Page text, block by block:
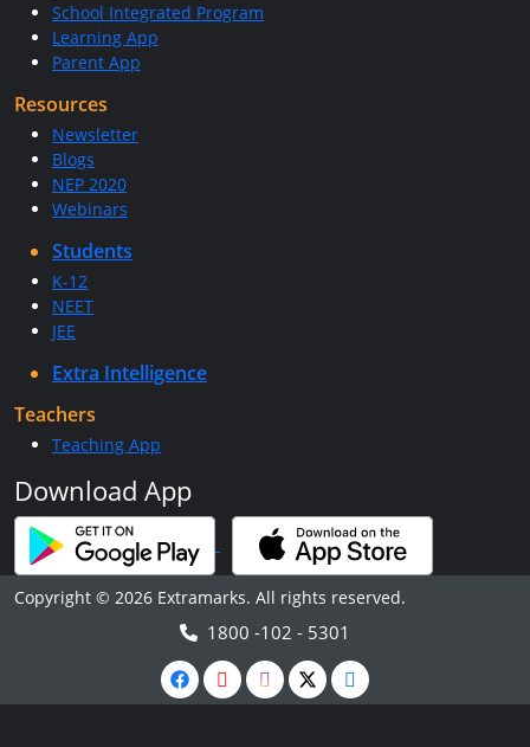
School Integrated Program
Learning App
Parent App
Resources
Newsletter
Blogs
NEP 2020
Webinars
Students
K-12
NEET
JEE
Extra Intelligence
Teachers
Teaching App
Download App
Copyright © 2026 Extramarks. All rights reserved.
1800 -102 - 5301